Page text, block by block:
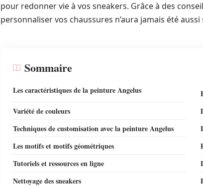
pour redonner vie à vos sneakers. Grâce à des
personnaliser vos chaussures n’aura jamais été
Sommaire
Les caractéristiques de la peinture Angelus
Variété de couleurs
Techniques de customisation avec la peinture Angelus
Les motifs et motifs géométriques
Tutoriels et ressources en ligne
Nettoyage des sneakers